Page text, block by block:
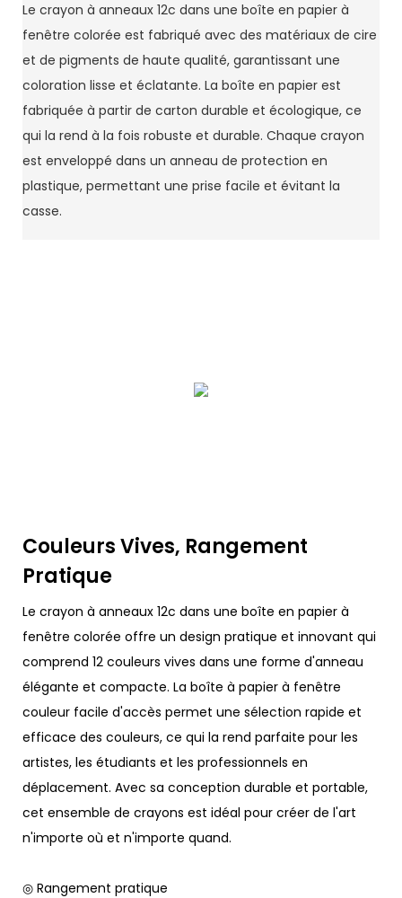
Le crayon à anneaux 12c dans une boîte en papier à
fenêtre colorée est fabriqué avec des matériaux de cire
et de pigments de haute qualité, garantissant une
coloration lisse et éclatante. La boîte en papier est
fabriquée à partir de carton durable et écologique, ce
qui la rend à la fois robuste et durable. Chaque crayon
est enveloppé dans un anneau de protection en
plastique, permettant une prise facile et évitant la
casse.
Couleurs Vives, Rangement
Pratique
Le crayon à anneaux 12c dans une boîte en papier à
fenêtre colorée offre un design pratique et innovant qui
comprend 12 couleurs vives dans une forme d'anneau
élégante et compacte. La boîte à papier à fenêtre
couleur facile d'accès permet une sélection rapide et
efficace des couleurs, ce qui la rend parfaite pour les
artistes, les étudiants et les professionnels en
déplacement. Avec sa conception durable et portable,
cet ensemble de crayons est idéal pour créer de l'art
n'importe où et n'importe quand.
◎ Rangement pratique